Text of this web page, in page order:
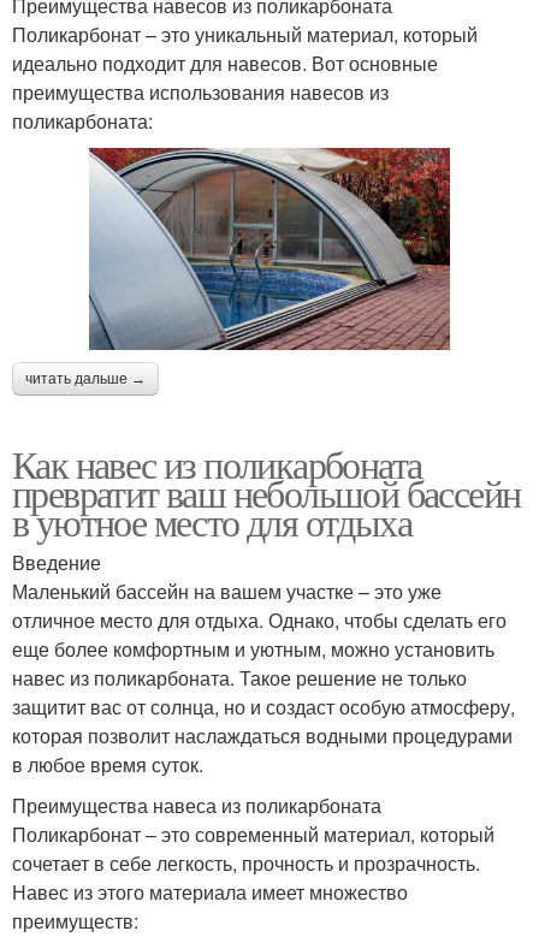
Поликарбонат – это уникальный материал, который
идеально подходит для навесов. Вот основные
преимущества использования навесов из
поликарбоната:
читать дальше →
Как навес из поликарбоната
превратит ваш небольшой бассейн
в уютное место для отдыха
Введение
Маленький бассейн на вашем участке – это уже
отличное место для отдыха. Однако, чтобы сделать его
еще более комфортным и уютным, можно установить
навес из поликарбоната. Такое решение не только
защитит вас от солнца, но и создаст особую атмосферу,
которая позволит наслаждаться водными процедурами
в любое время суток.
Преимущества навеса из поликарбоната
Поликарбонат – это современный материал, который
сочетает в себе легкость, прочность и прозрачность.
Навес из этого материала имеет множество
преимуществ: